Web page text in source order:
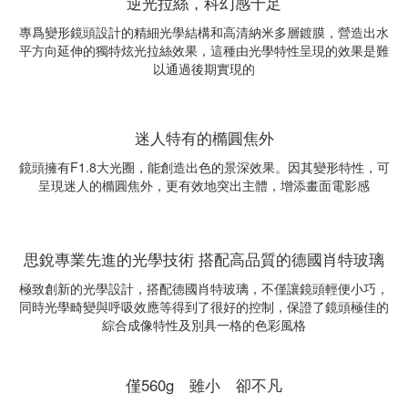
專爲變形鏡頭設計的精細光學結構和高清納米多層鍍膜，營造出水
平方向延伸的獨特炫光拉絲效果，這種由光學特性呈現的效果是難
以通過後期實現的
迷人特有的橢圓焦外
鏡頭擁有F1.8大光圈，能創造出色的景深效果。因其變形特性，可
呈現迷人的橢圓焦外，更有效地突出主體，增添畫面電影感
思銳專業先進的光學技術 搭配高品質的德國肖特玻璃
極致創新的光學設計，搭配德國肖特玻璃，不僅讓鏡頭輕便小巧，
同時光學畸變與呼吸效應等得到了很好的控制，保證了鏡頭極佳的
綜合成像特性及別具一格的色彩風格
僅560g 雖小 卻不凡